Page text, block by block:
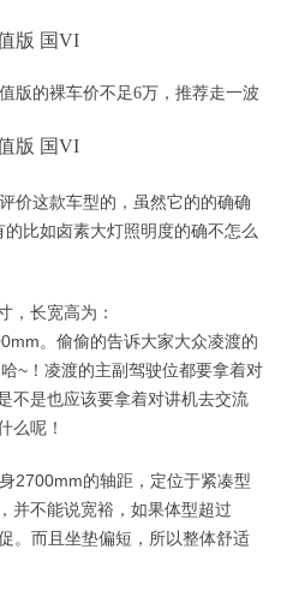
版 国VI
版 国VI
价这款车型的，虽然它的的确确
比如卤素大灯照明度的确不怎么
，长宽高为：
。偷偷的告诉大家大众凌渡的
~！凌渡的主副驾驶位都要拿着对
不是也应该要拿着对讲机去交流
么呢！
2700mm的轴距，定位于紧凑型
并不能说宽裕，如果体型超过
。而且坐垫偏短，所以整体舒适